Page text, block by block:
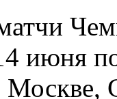
июня
Москве,